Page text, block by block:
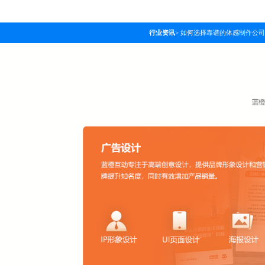
行业资讯> 如何选择靠谱的体感制作公司